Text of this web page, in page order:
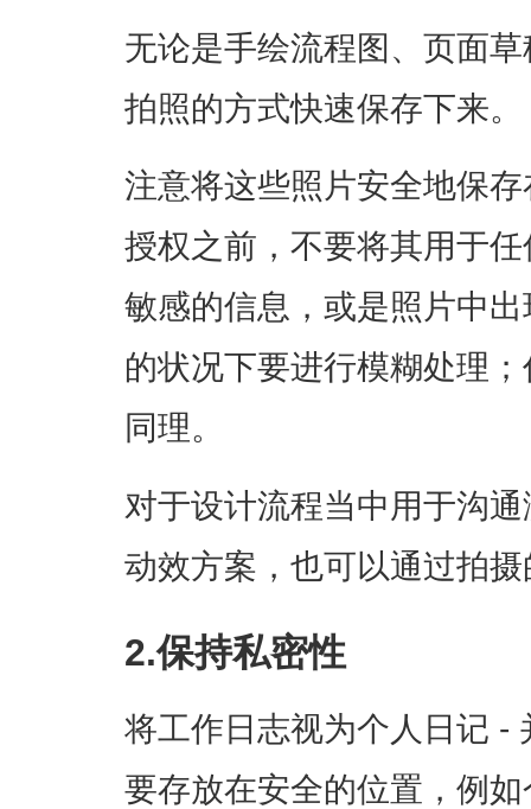
无论是手绘流程图、页面
拍照的方式快速保存下来。
注意将这些照片安全地保
授权之前，不要将其用于
敏感的信息，或是照片中
的状况下要进行模糊处理
同理。
对于设计流程当中用于沟
动效方案，也可以通过拍
2.保持私密性
将工作日志视为个人日记 -
要存放在安全的位置，例